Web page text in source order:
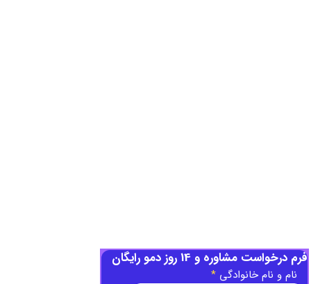
فرم درخواست مشاوره و 14 روز دمو رایگان
نام و نام خانوادگی *